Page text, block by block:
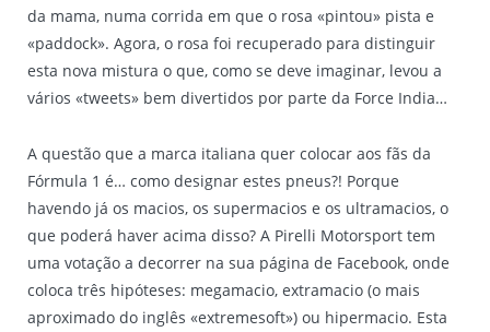
da mama, numa corrida em que o rosa «pintou» pista e
«paddock». Agora, o rosa foi recuperado para distinguir
esta nova mistura o que, como se deve imaginar, levou a
vários «tweets» bem divertidos por parte da Force India…
A questão que a marca italiana quer colocar aos fãs da
Fórmula 1 é… como designar estes pneus?! Porque
havendo já os macios, os supermacios e os ultramacios, o
que poderá haver acima disso? A Pirelli Motorsport tem
uma votação a decorrer na sua página de Facebook, onde
coloca três hipóteses: megamacio, extramacio (o mais
aproximado do inglês «extremesoft») ou hipermacio. Esta